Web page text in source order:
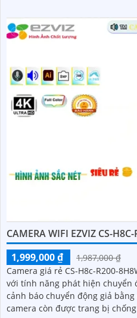
có khả năng chống bụi, nước,
trong mọi điều kiện thời tiết
CAMERA WIFI EZVIZ CS-
1,999,000 ₫
1,987,000 ₫
Camera giá rẻ CS-H8c-R200-
với tính năng phát hiện chuyển
cảnh báo chuyển động giả
camera còn được trang bị chống